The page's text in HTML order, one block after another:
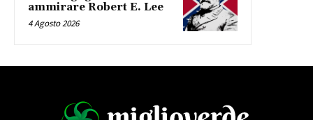
ammirare Robert E. Lee
4 Agosto 2026